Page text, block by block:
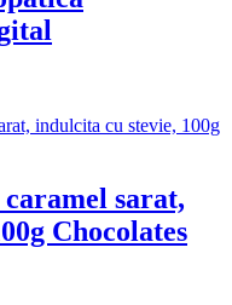
sarat,
Chocolates